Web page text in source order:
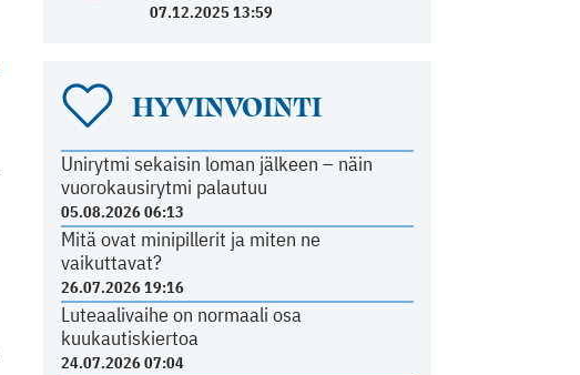
07.12.2025 13:59
HYVINVOINTI
Unirytmi sekaisin loman jälkeen – näin
vuorokausirytmi palautuu
05.08.2026 06:13
Mitä ovat minipillerit ja miten ne
vaikuttavat?
26.07.2026 19:16
Luteaalivaihe on normaali osa
kuukautiskiertoa
24.07.2026 07:04